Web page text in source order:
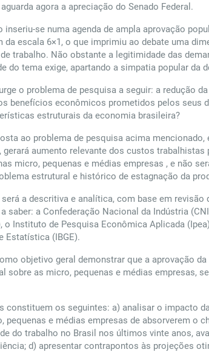
agora a apreciação do Senado Federal.
se numa agenda de ampla aprovação
da escala 6×1, o que imprimiu ao debate uma
trabalho. Não obstante a legitimidade das
do tema exige, apartando a simpatia popular
o problema de pesquisa a seguir: a redução
benefícios econômicos prometidos pelos seus
estruturais da economia brasileira?
ao problema de pesquisa acima
gerará aumento relevante dos custos
micro, pequenas e médias empresas , e não
estrutural e histórico de estagnação da
a descritiva e analítica, com base em
saber: a Confederação Nacional da Indústria
o Instituto de Pesquisa Econômica Aplicada
Estatística (IBGE).
objetivo geral demonstrar que a aprovação
sobre as micro, pequenas e médias empresas,
constituem os seguintes: a) analisar o impacto
pequenas e médias empresas de absorverem
do trabalho no Brasil nos últimos vinte anos,
d) apresentar contrapontos às projeções